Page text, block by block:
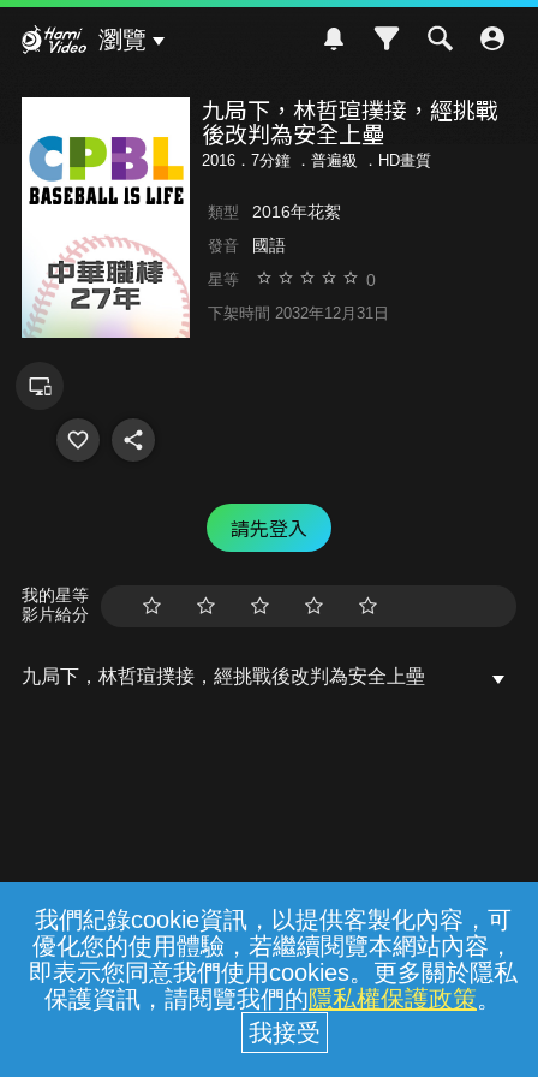
我們紀錄cookie資訊，以提供客製化內容，可
優化您的使用體驗，若繼續閱覽本網站內容，
即表示您同意我們使用cookies。更多關於隱私
保護資訊，請閱覽我們的隱私權保護政策。
瀏覽
九局下，林哲瑄撲接，經挑戰
後改判為安全上壘
2016．7分鐘 ． 普遍級 ．HD畫質
類型 2016年花絮
發音 國語
星等 0
下架時間 2032年12月31日
請先登入
我的星等
影片給分
九局下，林哲瑄撲接，經挑戰後改判為安全上壘
常見問題 線上客服 服務條款 隱私權保護
中華電信股份有限公司個人家庭分公司
(統一編號：96979949) © 2026
{{notifyMsg}}